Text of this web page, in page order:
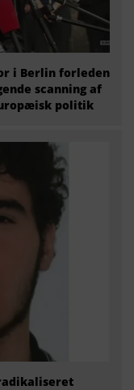
i Berlin forleden
scanning af
politik